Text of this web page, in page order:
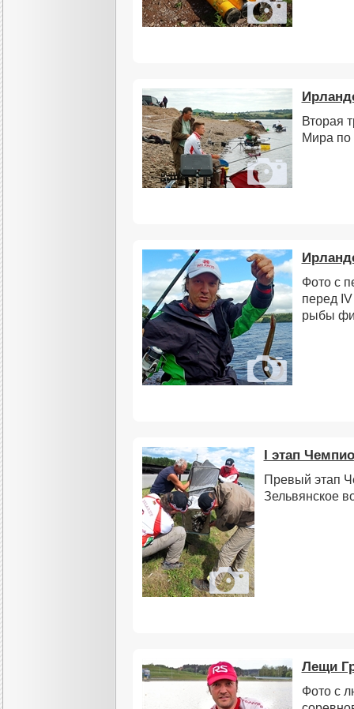
Вторая
Мира по
Фото с
перед
рыбы
I этап
Превый этап
Зельвянское
Лещи
Фото с